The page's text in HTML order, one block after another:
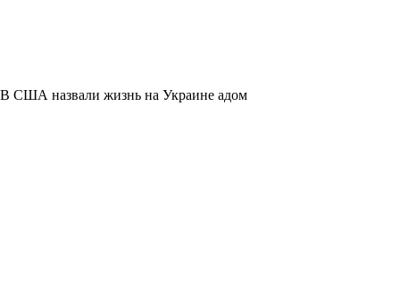
В США назвали жизнь на Украине адом